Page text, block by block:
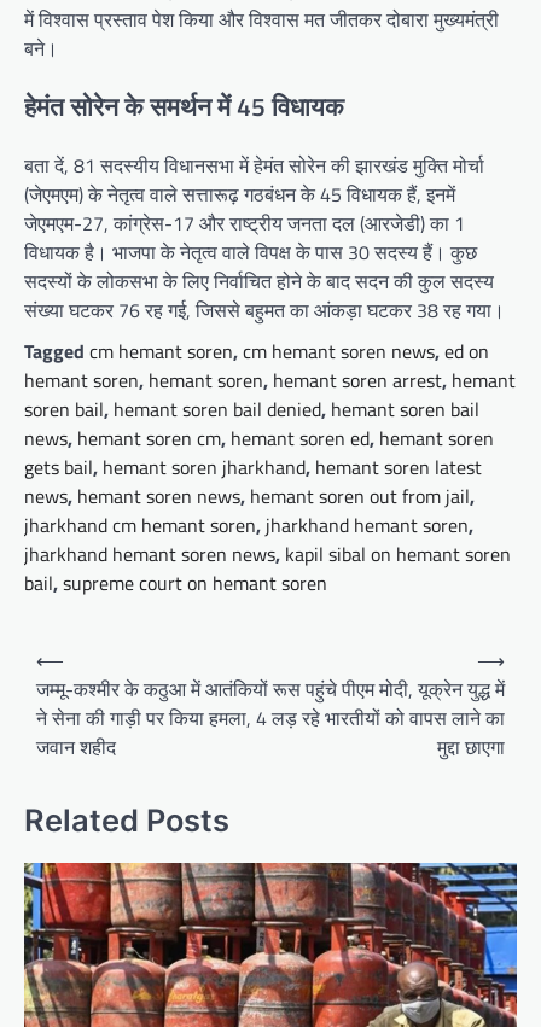
में विश्वास प्रस्ताव पेश किया और विश्वास मत जीतकर दोबारा मुख्यमंत्री
बने।
हेमंत सोरेन के समर्थन में 45 विधायक
बता दें, 81 सदस्यीय विधानसभा में हेमंत सोरेन की झारखंड मुक्ति मोर्चा
(जेएमएम) के नेतृत्व वाले सत्तारूढ़ गठबंधन के 45 विधायक हैं, इनमें
जेएमएम-27, कांग्रेस-17 और राष्ट्रीय जनता दल (आरजेडी) का 1
विधायक है। भाजपा के नेतृत्व वाले विपक्ष के पास 30 सदस्य हैं। कुछ
सदस्यों के लोकसभा के लिए निर्वाचित होने के बाद सदन की कुल सदस्य
संख्या घटकर 76 रह गई, जिससे बहुमत का आंकड़ा घटकर 38 रह गया।
Tagged cm hemant soren,cm hemant soren news,ed on
hemant soren, hemant soren, hemant soren arrest, hemant
soren bail, hemant soren bail denied, hemant soren bail
news, hemant soren cm, hemant soren ed, hemant soren
gets bail, hemant soren jharkhand, hemant soren latest
news, hemant soren news, hemant soren out from jail,
jharkhand cm hemant soren, jharkhand hemant soren,
jharkhand hemant soren news, kapil sibal on hemant soren
bail,supreme court on hemant soren
Post
navigation
⟵
जम्मू-कश्मीर के कठुआ में आतंकियों
ने सेना की गाड़ी पर किया हमला, 4
जवान शहीद
रूस पहुंचे पीएम मोदी, यूक्रेन युद्ध में
लड़ रहे भारतीयों को वापस लाने का
मुद्दा छाएगा
⟶
Related Posts